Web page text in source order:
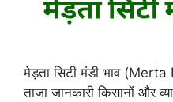
मेड़ता सिटी मंडी भाव
ताजा जानकारी किसानों और